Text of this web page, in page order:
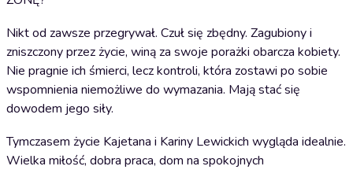
Nikt od zawsze przegrywał. Czuł się zbędny. Zagubiony i
zniszczony przez życie, winą za swoje porażki obarcza kobiety.
Nie pragnie ich śmierci, lecz kontroli, która zostawi po sobie
wspomnienia niemożliwe do wymazania. Mają stać się
dowodem jego siły.
Tymczasem życie Kajetana i Kariny Lewickich wygląda idealnie.
Wielka miłość, dobra praca, dom na spokojnych